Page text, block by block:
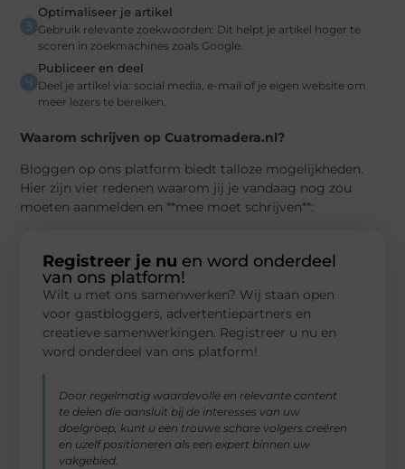
Optimaliseer je artikel
Gebruik relevante zoekwoorden: Dit helpt je artikel hoger te
scoren in zoekmachines zoals Google.
Publiceer en deel
Deel je artikel via: social media, e-mail of je eigen website om
meer lezers te bereiken.
Waarom schrijven op Cuatromadera.nl?
Bloggen op ons platform biedt talloze mogelijkheden.
Hier zijn vier redenen waarom jij je vandaag nog zou
moeten aanmelden en **mee moet schrijven**:
Registreer je nu en word onderdeel
van ons platform!
Wilt u met ons samenwerken? Wij staan ​​open
voor gastbloggers, advertentiepartners en
creatieve samenwerkingen. Registreer u nu en
word onderdeel van ons platform!
Door regelmatig waardevolle en relevante content
te delen die aansluit bij de interesses van uw
doelgroep, kunt u een trouwe schare volgers creëren
en uzelf positioneren als een expert binnen uw
vakgebied.